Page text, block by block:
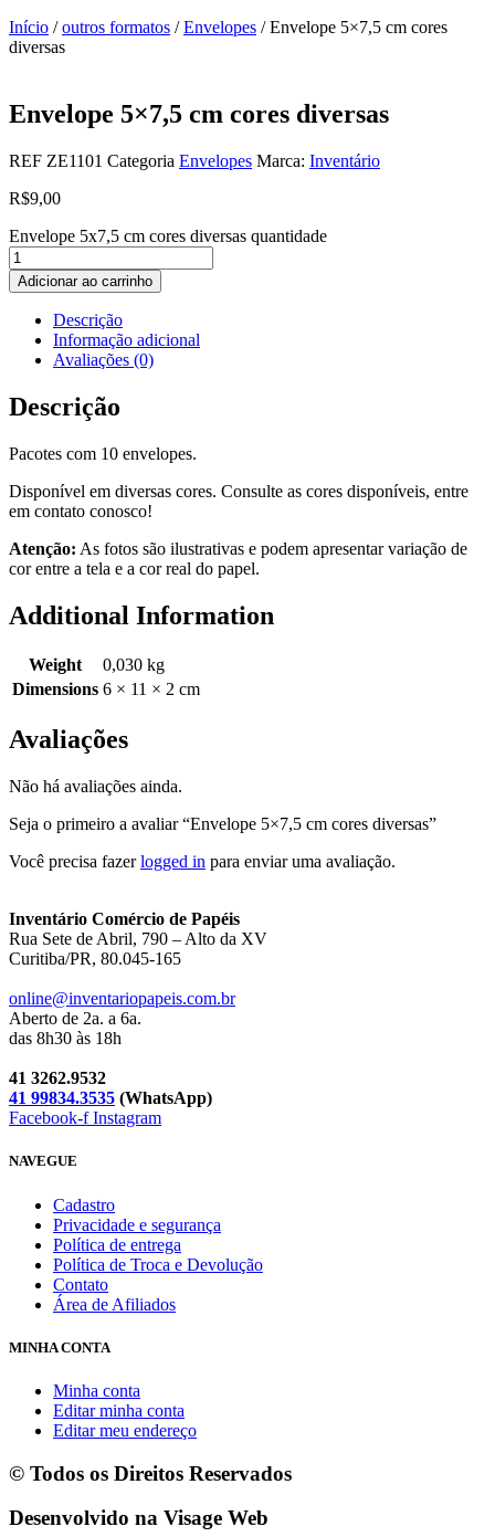
Início /outros formatos /Envelopes / Envelope 5×7,5 cm cores
diversas
Envelope 5×7,5 cm cores diversas
REF ZE1101 Categoria Envelopes Marca: Inventário
R$9,00
Envelope 5x7,5 cm cores diversas quantidade
Adicionar ao carrinho
Descrição
Informação adicional
Avaliações (0)
Descrição
Pacotes com 10 envelopes.
Disponível em diversas cores. Consulte as cores disponíveis, entre
em contato conosco!
Atenção: As fotos são ilustrativas e podem apresentar variação de
cor entre a tela e a cor real do papel.
Additional Information
Weight
0,030 kg
Dimensions 6 × 11 × 2 cm
Avaliações
Não há avaliações ainda.
Seja o primeiro a avaliar “Envelope 5×7,5 cm cores diversas”
Você precisa fazerlogged in para enviar uma avaliação.
Inventário Comércio de Papéis
Rua Sete de Abril, 790 – Alto da XV
Curitiba/PR, 80.045-165
online@inventariopapeis.com.br
Aberto de 2a. a 6a.
das 8h30 às 18h
41 3262.9532
41 99834.3535 (WhatsApp)
Facebook-f Instagram
NAVEGUE
Cadastro
Privacidade e segurança
Política de entrega
Política de Troca e Devolução
Contato
Área de Afiliados
MINHA CONTA
Minha conta
Editar minha conta
Editar meu endereço
© Todos os Direitos Reservados
Desenvolvido na Visage Web